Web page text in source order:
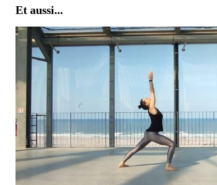
Et aussi...